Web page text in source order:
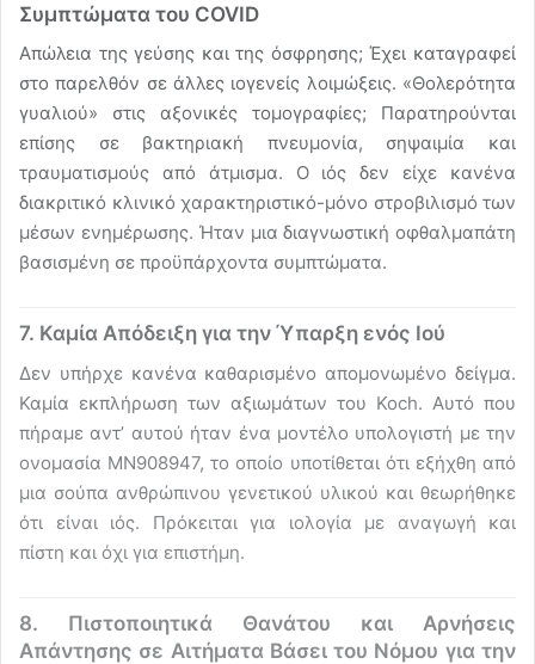
Συμπτώματα του COVID
Απώλεια της γεύσης και της όσφρησης; Έχει καταγραφεί
στο παρελθόν σε άλλες ιογενείς λοιμώξεις. «Θολερότητα
γυαλιού» στις αξονικές τομογραφίες; Παρατηρούνται
επίσης σε βακτηριακή πνευμονία, σηψαιμία και
τραυματισμούς από άτμισμα. Ο ιός δεν είχε κανένα
διακριτικό κλινικό χαρακτηριστικό-μόνο στροβιλισμό των
μέσων ενημέρωσης. Ήταν μια διαγνωστική οφθαλμαπάτη
βασισμένη σε προϋπάρχοντα συμπτώματα.
7. Καμία Απόδειξη για την Ύπαρξη ενός Ιού
Δεν υπήρχε κανένα καθαρισμένο απομονωμένο δείγμα.
Καμία εκπλήρωση των αξιωμάτων του Koch. Αυτό που
πήραμε αντ’ αυτού ήταν ένα μοντέλο υπολογιστή με την
ονομασία MN908947, το οποίο υποτίθεται ότι εξήχθη από
μια σούπα ανθρώπινου γενετικού υλικού και θεωρήθηκε
ότι είναι ιός. Πρόκειται για ιολογία με αναγωγή και
πίστη και όχι για επιστήμη.
8. Πιστοποιητικά Θανάτου και Αρνήσεις
Απάντησης σε Αιτήματα Βάσει του Νόμου για την